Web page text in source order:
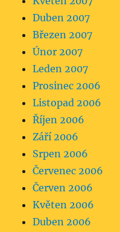
Duben 2007
Březen 2007
Únor 2007
Leden 2007
Prosinec 2006
Listopad 2006
Říjen 2006
Září 2006
Srpen 2006
Červenec 2006
Červen 2006
Květen 2006
Duben 2006